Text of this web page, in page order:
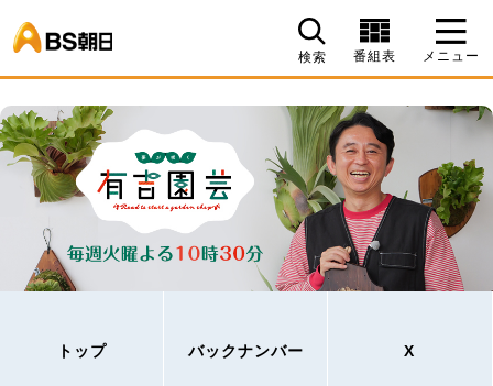
検索 番組表 メニュー
トップ バックナンバー X